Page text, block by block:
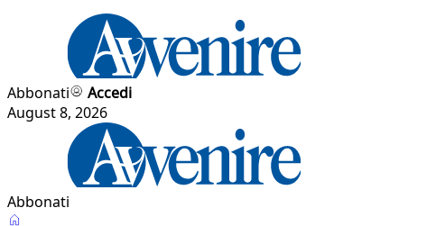
Abbonati
Accedi
August 8, 2026
Abbonati